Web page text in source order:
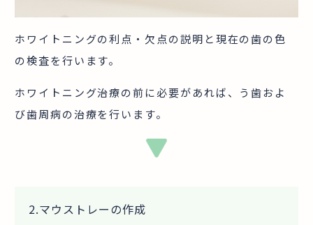
ホワイトニングの利点・欠点の説明と現在の歯の色
の検査を行います。
ホワイトニング治療の前に必要があれば、う歯およ
び歯周病の治療を行います。
2.マウストレーの作成